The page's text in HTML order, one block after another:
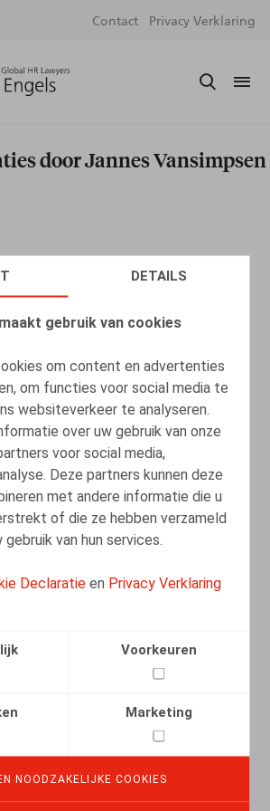
DETAILS
gebruik van cookies
om content en advertenties
om functies voor social media te
websiteverkeer te analyseren.
over uw gebruik van onze
voor social media,
Deze partners kunnen deze
met andere informatie die u
of die ze hebben verzameld
gebruik van hun services.
Declaratie en Privacy Verklaring
Voorkeuren
Marketing
NOODZAKELIJKE COOKIES
Contact Privacy Verklaring
door Jannes Vansimpsen
geen shortcut naar de
van 26